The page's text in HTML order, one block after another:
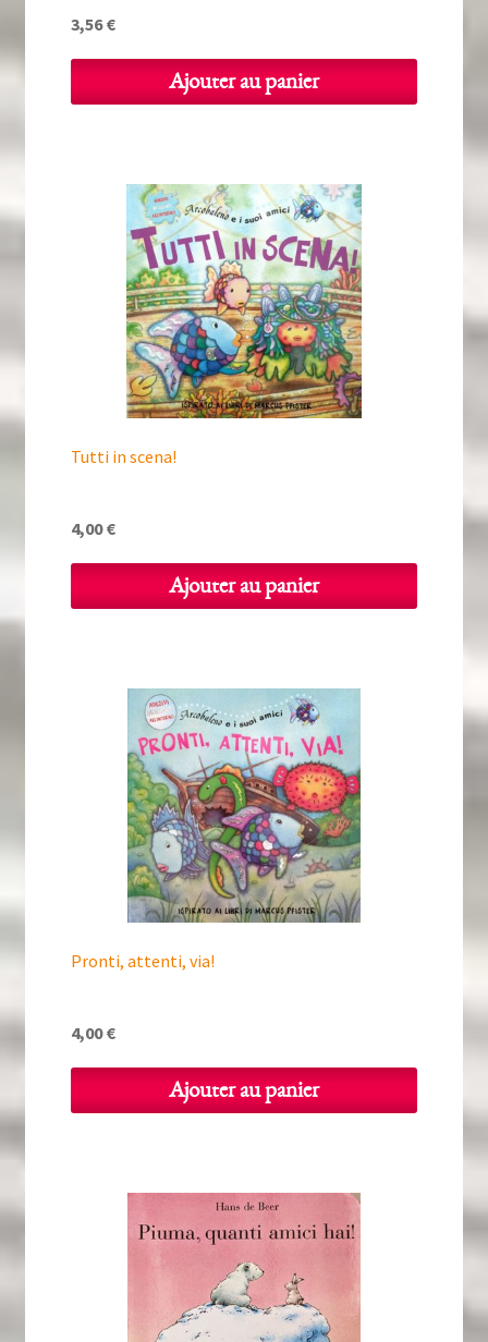
3,56€
Ajouter au panier
Tutti in scena!
4,00€
Ajouter au panier
Pronti, attenti, via!
4,00€
Ajouter au panier